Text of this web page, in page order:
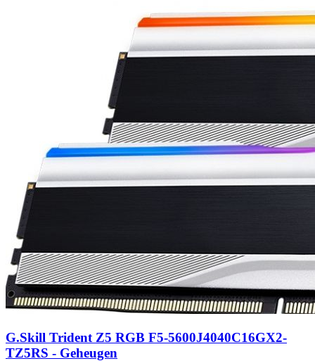
G.Skill Trident Z5 RGB F5-5600J4040C16GX2-
TZ5RS - Geheugen